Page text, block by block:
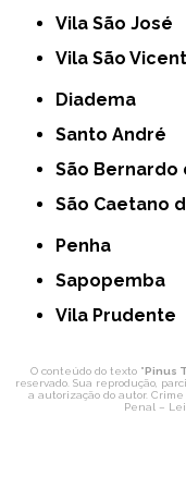
Vila São José
Vila São
Diadema
Santo André
São
São Caetano
Penha
Sapopemba
Vila Prudente
O conteúdo do texto "Pinus
reservado. Sua reprodução,
a autorização do autor.
Penal –